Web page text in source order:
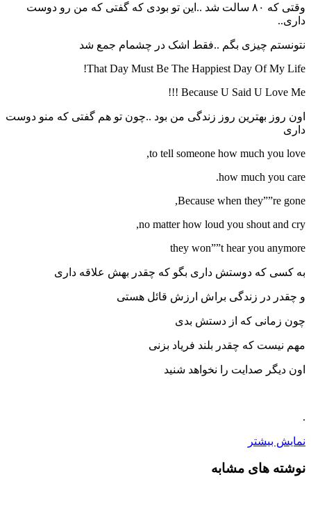
وقتی که ۸۰ سالت شد ..این تو بودی که گفتی که من رو دوست
داری..
نتونستم چیزی بگم ..فقط اشک در چشمام جمع شد
That Day Must Be The Happiest Day Of My Life!
Because U Said U Love Me !!!
اون روز بهترین روز زندگی من بود ..چون تو هم گفتی که منو دوست
داری
to tell someone how much you love,
how much you care.
Because when they””re gone,
no matter how loud you shout and cry,
they won””t hear you anymore
به کسی که دوستش داری بگو که چقدر بهش علاقه داری
و چقدر در زندگی براش ارزش قائل هستی
چون زمانی که از دستش بدی
مهم نیست که چقدر بلند فریاد بزنی
اون دیگر صدایت را نخواهد شنید
.
نمایش بیشتر
نوشته های مشابه